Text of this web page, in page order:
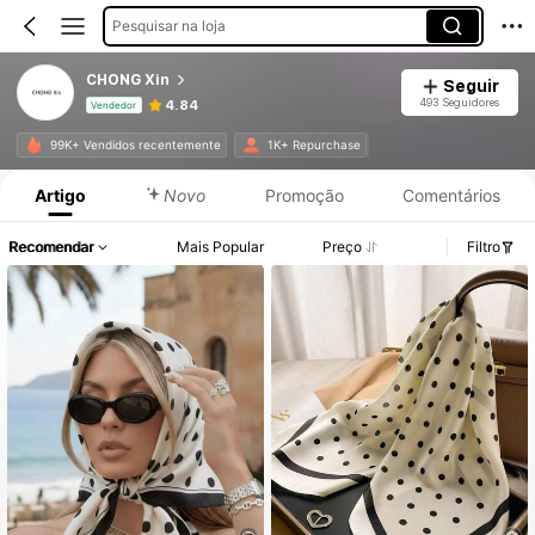
Pesquisar na loja
CHONG Xin
Vendedor 4.84
Seguir
493 Seguidores
99K+ Vendidos recentemente 1K+ Repurchase
Informações do Produto: Divulgação de Preço, Vendas e Detalhes de Stock.
Artigo Novo Promoção Comentários
Recomendar Mais Popular Preço Filtro